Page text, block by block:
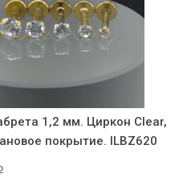
1,2 мм. Циркон Clear,
покрытие. ILBZ620